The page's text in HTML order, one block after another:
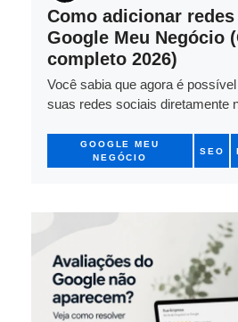
Como adicionar
Google Meu Negócio
completo 2026)
Você sabia que agora é
suas redes sociais diretamente
GOOGLE MEU
NEGÓCIO
SEO